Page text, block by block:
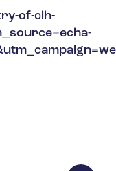
of-clh-